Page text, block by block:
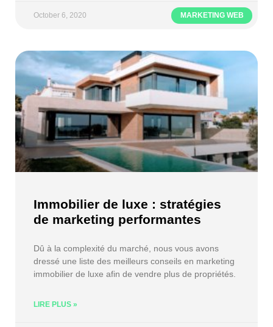
MARKETING WEB
October 6, 2020
Immobilier de luxe : stratégies
de marketing performantes
Dû à la complexité du marché, nous vous avons
dressé une liste des meilleurs conseils en marketing
immobilier de luxe afin de vendre plus de propriétés.
LIRE PLUS »